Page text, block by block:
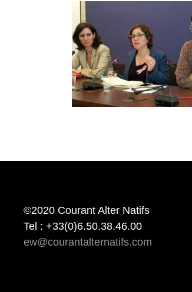
©2020 Courant Alter Natifs
Tel : +33(0)6.50.38.46.00
ew@courantalternatifs.com